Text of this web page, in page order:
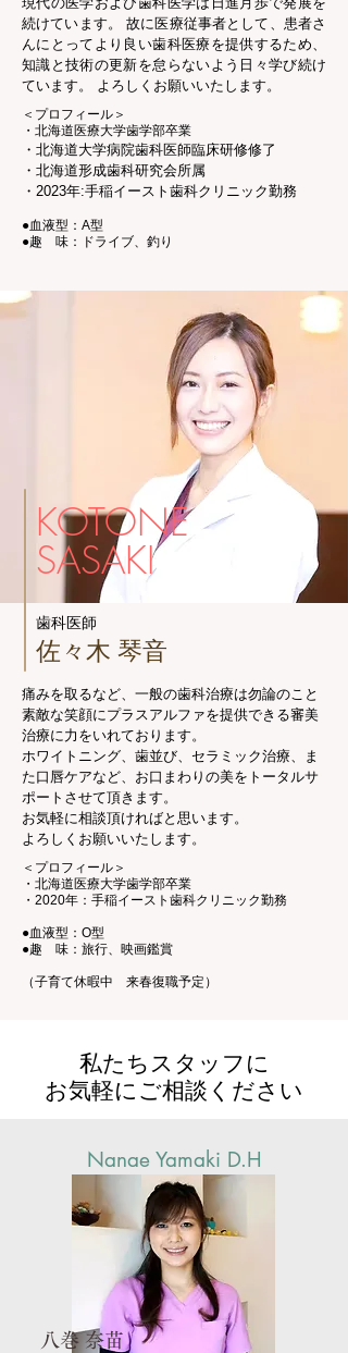
続けています。 故に医療従事者として、患者さ
んにとってより良い歯科医療を提供するため、
知識と技術の更新を怠らないよう日々学び続け
ています。 よろしくお願いいたします。
＜プロフィール＞
・北海道医療大学歯学部卒業
・北海道大学病院歯科医師臨床研修修了
・北海道形成歯科研究会所属
・2023年:手稲イースト歯科クリニック勤務
●血液型：A型
●趣 味：ドライブ、釣り
KOTONE
SASAKI
歯科医師
佐々木 琴音
痛みを取るなど、一般の歯科治療は勿論のこと
素敵な笑顔にプラスアルファを提供できる審美
治療に力をいれております。
ホワイトニング、歯並び、セラミック治療、ま
た口唇ケアなど、お口まわりの美をトータルサ
ポートさせて頂きます。
お気軽に相談頂ければと思います。
よろしくお願いいたします。
＜プロフィール＞
・北海道医療大学歯学部卒業
・2020年：手稲イースト歯科クリニック勤務
●血液型：O型
●趣 味：旅行、映画鑑賞
（子育て休暇中 来春復職予定）
私たちスタッフに
お気軽にご相談ください
Nanae Yamaki D.H
八巻 奈苗